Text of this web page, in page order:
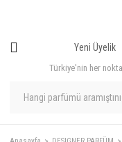
Türkiye'nin her
Yeni Üyelik